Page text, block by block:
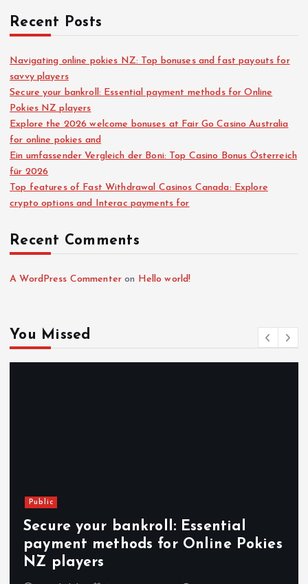
Recent Posts
Navigating online pokies NZ: Top bonuses and fast payouts for
savvy players
Secure your bankroll: Essential payment methods for Online
Pokies NZ players
Explore the 2026 welcome bonuses at Fair Go Casino Australia
for online pokies and
Ein umfassender Vergleich der Boni: Top Casino Bonus Österreich
für 2026
Top features of Fast Withdrawal Casinos Canada: Explore
crypto options and Interac payments for
Recent Comments
A WordPress Commenter on Hello world!
You Missed
Public
Secure your bankroll: Essential
payment methods for Online Pokies
NZ players